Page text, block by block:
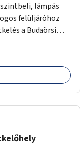
lámpás
felüljáróhoz
a Budaörsi